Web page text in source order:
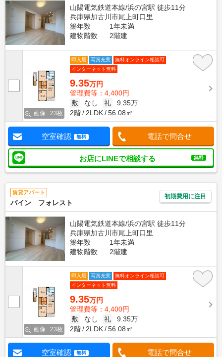
山陽電気鉄道本線/浜の宮駅 徒歩11分
兵庫県加古川市尾上町口里
築年数
1年未満
建物階数
2階建
画像 : 23枚
即入居 写真充実
無料オンライン相談可
インターネット無料
9.35万円
管理費等：4,400円
敷
なし 礼
9.35万
2階
2LDK 56.08㎡
空室確認 無料 電話で問合せ
お店にLINEで相談する 無料
賃貸アパート
パイン フォレスト
初期費用に注目
山陽電気鉄道本線/浜の宮駅 徒歩11分
兵庫県加古川市尾上町口里
築年数
1年未満
建物階数
2階建
画像 : 23枚
即入居 写真充実
無料オンライン相談可
インターネット無料
9.35万円
管理費等：4,400円
敷
なし 礼
9.35万
2階
2LDK 56.08㎡
空室確認 無料 電話で問合せ